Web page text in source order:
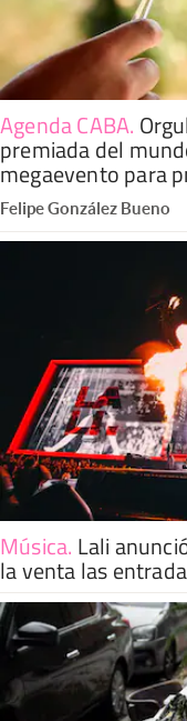
Agenda CABA.
premiada del
megaevento para
Felipe González Bueno
Música. Lali
la venta las